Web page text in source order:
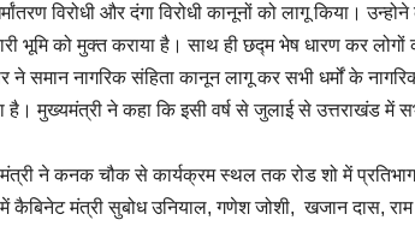
विरोधी और दंगा विरोधी कानूनों को लागू किया।
भूमि को मुक्त कराया है। साथ ही छद्म भेष धारण कर
ने समान नागरिक संहिता कानून लागू कर सभी धर्मों के
है। मुख्यमंत्री ने कहा कि इसी वर्ष से जुलाई से उत्तराखंड में सभी
ने कनक चौक से कार्यक्रम स्थल तक रोड शो में प्रतिभाग
में कैबिनेट मंत्री सुबोध उनियाल, गणेश जोशी, खजान दास,